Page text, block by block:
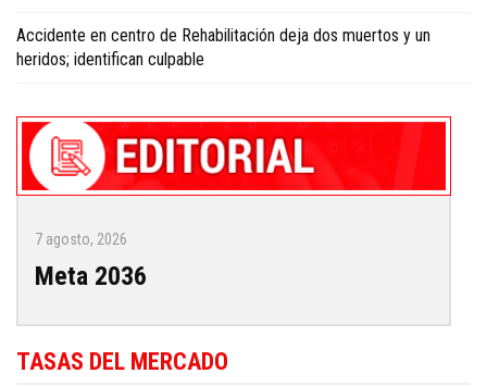
Accidente en centro de Rehabilitación deja dos muertos y un
heridos; identifican culpable
7 agosto, 2026
Meta 2036
TASAS DEL MERCADO